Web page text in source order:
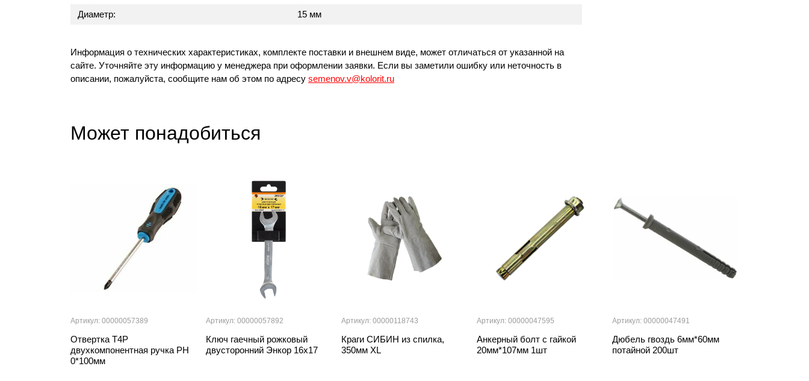
Диаметр:
15 мм
Информация о технических характеристиках, комплекте поставки и внешнем виде, может отличаться от указанной на
сайте. Уточняйте эту информацию у менеджера при оформлении заявки. Если вы заметили ошибку или неточность в
описании, пожалуйста, сообщите нам об этом по адресу semenov.v@kolorit.ru
Может понадобиться
Артикул: 00000057389
Отвертка T4P
двухкомпонентная ручка PH
0*100мм
Артикул: 00000057892
Ключ гаечный рожковый
двусторонний Энкор 16х17
Артикул: 00000118743
Краги СИБИН из спилка,
350мм XL
Артикул: 00000047595
Анкерный болт с гайкой
20мм*107мм 1шт
Артикул: 00000047491
Дюбель гвоздь 6мм*60мм
потайной 200шт